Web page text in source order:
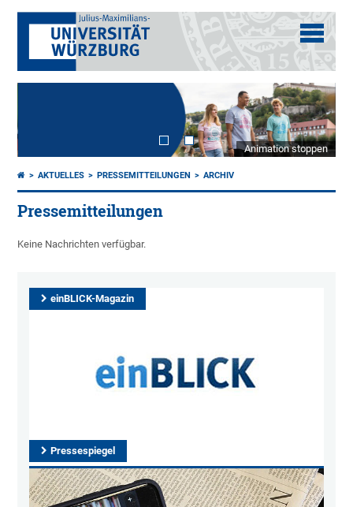
Animation stoppen
AKTUELLES PRESSEMITTEILUNGEN ARCHIV
Pressemitteilungen
Keine Nachrichten verfügbar.
einBLICK-Magazin
Pressespiegel